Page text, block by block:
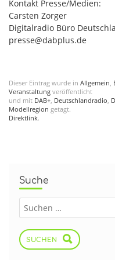
Kontakt Presse/Medien:
Carsten Zorger
Digitalradio Büro
presse@dabplus.de
Dieser Eintrag wurde in Allgemein,
Veranstaltung veröffentlicht
und mit DAB+, Deutschlandradio,
Modellregion getagt.
Direktlink.
Suche
SUCHEN